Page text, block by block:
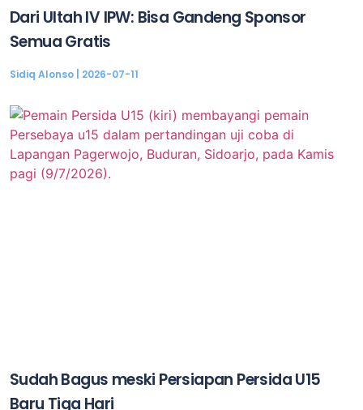
Dari Ultah IV IPW: Bisa Gandeng Sponsor
Semua Gratis
Sidiq Alonso 2026-07-11
Sudah Bagus meski Persiapan Persida U15
Baru Tiga Hari